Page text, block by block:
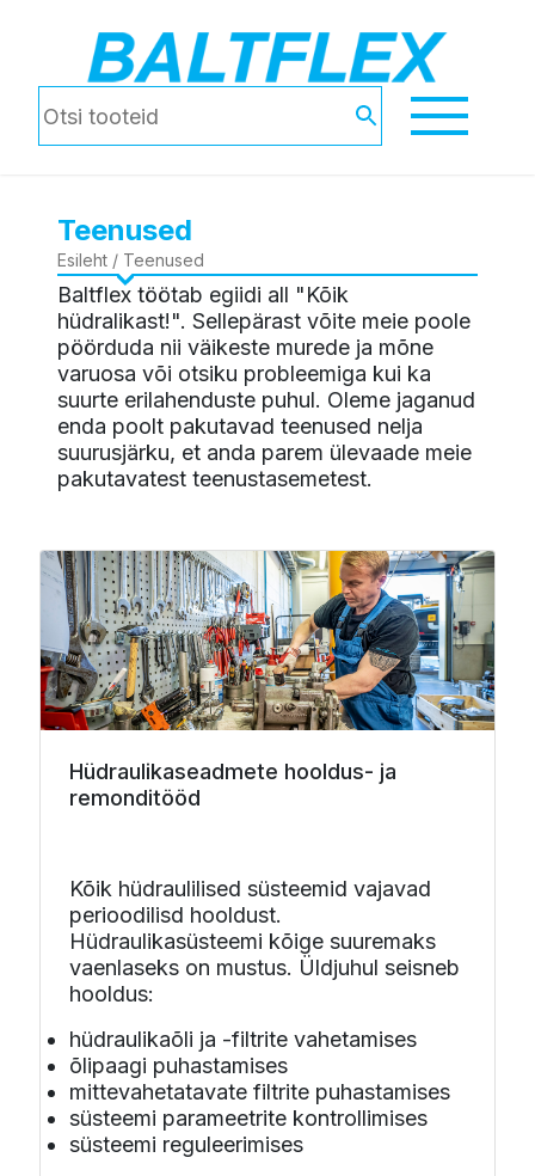
Teenused
Esileht / Teenused
Baltflex töötab egiidi all "Kõik
hüdralikast!". Sellepärast võite meie poole
pöörduda nii väikeste murede ja mõne
varuosa või otsiku probleemiga kui ka
suurte erilahenduste puhul. Oleme jaganud
enda poolt pakutavad teenused nelja
suurusjärku, et anda parem ülevaade meie
pakutavatest teenustasemetest.
Hüdraulikaseadmete hooldus- ja
remonditööd
Kõik hüdraulilised süsteemid vajavad
perioodilisd hooldust.
Hüdraulikasüsteemi kõige suuremaks
vaenlaseks on mustus. Üldjuhul seisneb
hooldus:
hüdraulikaõli ja -filtrite vahetamises
õlipaagi puhastamises
mittevahetatavate filtrite puhastamises
süsteemi parameetrite kontrollimises
süsteemi reguleerimises